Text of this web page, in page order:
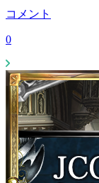
コメント
0